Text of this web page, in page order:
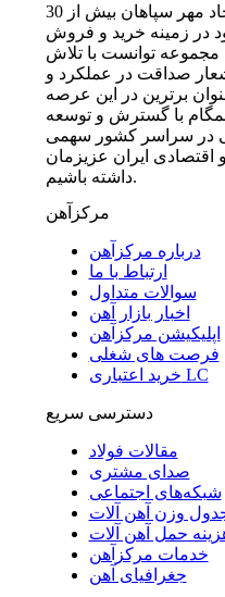
مرکزآهن با نام تجاری آهن سجاد مهر سپاهان بیش از 30
در زمینه خرید و فروش
مجموعه توانست با تلاش
صداقت در عملکرد و
برترین در این عرصه
با گسترش و توسعه
در سراسر کشور سهمی
اقتصادی ایران عزیزمان
داشته باشیم.
مرکزآهن
درباره مرکزآهن
ارتباط با ما
سوالات متداول
اخبار بازار آهن
اپلیکیشن مرکزآهن
فرصت های شغلی
خرید اعتباری LC
دسترسی سریع
مقالات فولاد
صدای مشتری
شبکه‌های اجتماعی
وزن آهن آلات
حمل آهن آلات
خدمات مرکزآهن
جغرافیای آهن